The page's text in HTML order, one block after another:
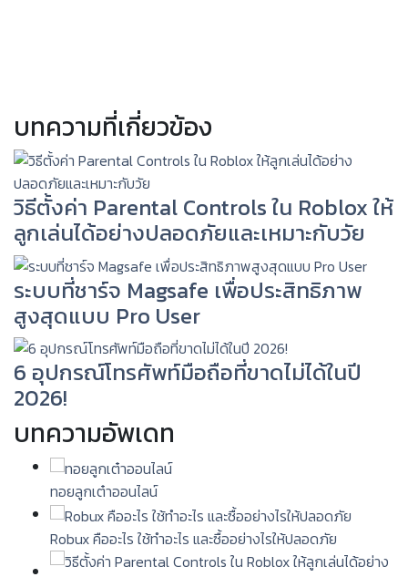
บทความที่เกี่ยวข้อง
วิธีตั้งค่า Parental Controls ใน Roblox ให้
ลูกเล่นได้อย่างปลอดภัยและเหมาะกับวัย
ระบบที่ชาร์จ Magsafe เพื่อประสิทธิภาพ
สูงสุดแบบ Pro User
6 อุปกรณ์โทรศัพท์มือถือที่ขาดไม่ได้ในปี
2026!
บทความอัพเดท
ทอยลูกเต๋าออนไลน์
Robux คืออะไร ใช้ทำอะไร และซื้ออย่างไรให้ปลอดภัย